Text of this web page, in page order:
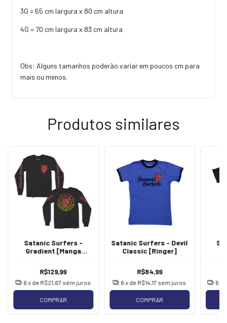
3G = 65 cm largura x 80 cm altura
4G = 70 cm largura x 83 cm altura
Obs: Alguns tamanhos poderão variar em poucos cm para
mais ou menos.
Produtos similares
Satanic Surfers -
Gradient [Manga
R$129,99
6x de R$21,67 sem juros
COMPRAR
Satanic Surfers - Devil
Classic [Ringer]
R$84,99
6 x de R$14,17 sem juros
COMPRAR
6